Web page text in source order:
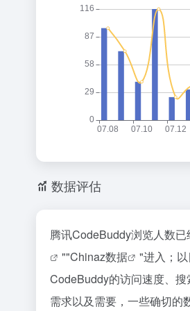
数据评估
腾讯CodeBuddy浏览人数
""Chinaz数据
"进入；
CodeBuddy的访问速度、
需求以及需要，一些确切的